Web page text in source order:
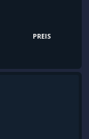
PREIS